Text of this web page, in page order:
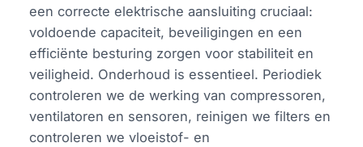
een correcte elektrische aansluiting cruciaal:
voldoende capaciteit, beveiligingen en een
efficiënte besturing zorgen voor stabiliteit en
veiligheid. Onderhoud is essentieel. Periodiek
controleren we de werking van compressoren,
ventilatoren en sensoren, reinigen we filters en
controleren we vloeistof- en